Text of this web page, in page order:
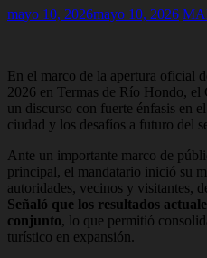
mayo 10, 2026mayo 10, 2026
En el marco de la apertura oficial
2026 en Termas de Río Hondo,
un discurso con fuerte énfasis en
ciudad y los desafíos a futuro del
Ante un importante marco de
principal, el mandatario inició su
autoridades, vecinos y visitantes,
Señaló que los resultados
conjunto, lo que permitió
turístico en expansión.